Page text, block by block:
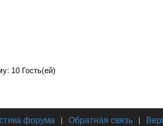
10 Гость(ей)
форума | Обратная связь |